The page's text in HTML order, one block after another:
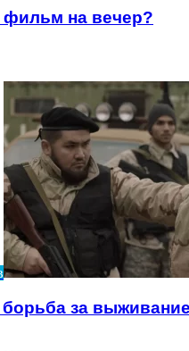
фильм на вечер?
за выживание